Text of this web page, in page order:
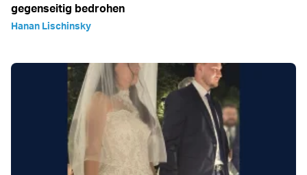
gegenseitig bedrohen
Hanan Lischinsky